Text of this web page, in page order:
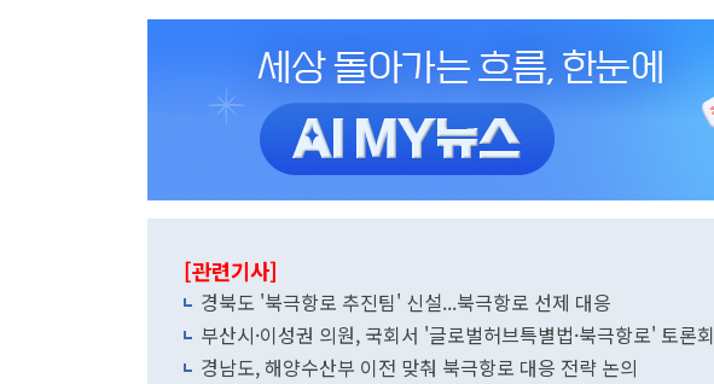
[관련기사]
경북도 '북극항로 추진팀' 신설...북극항로 선제 대응
부산시·이성권 의원, 국회서 '글로벌허브특별법·북극항로' 토론회
경남도, 해양수산부 이전 맞춰 북극항로 대응 전략 논의